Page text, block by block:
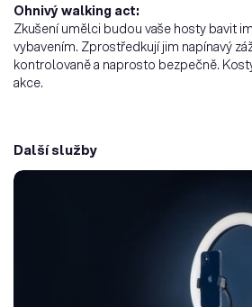
Ohnivý walking act:
Zkušení umělci budou vaše hosty bavit
vybavením. Zprostředkují jim napínavý
kontrolovaně a naprosto bezpečně.
akce.
Další služby